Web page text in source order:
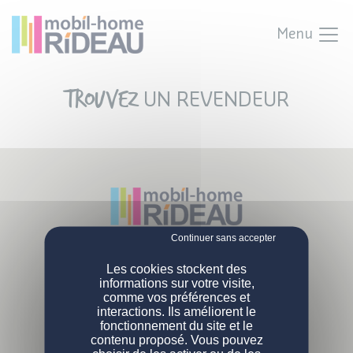
Menu
NOS MOBIL-HOMES
Nos modèles
Nos gammes
PERSONNALISATION
Configurations de série
DEVENIR PROPRIÉTAIRE
TrouvezUN REVENDEUR
85190 Venansault
Tél :02 51 07 38 02
L'ENTREPRISE
Qui sommes-nous ?
Les cookies stockent des
informations sur votre visite,
comme vos préférences et
interactions. Ils améliorent le
fonctionnement du site et le
contenu proposé. Vous pouvez